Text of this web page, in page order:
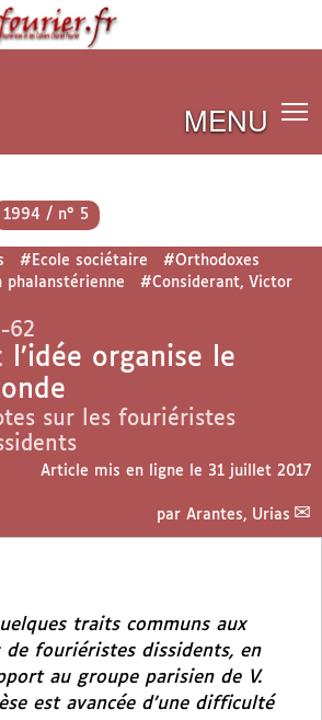
MENU
1994 / n° 5
#Ecole sociétaire
#Orthodoxes
phalanstérienne
#Considerant, Victor
62
l’idée organise le
sur les fouriéristes
Article mis en ligne le 31 juillet 2017
par Arantes, Urias
traits communs aux
fouriéristes dissidents, en
au groupe parisien de V.
est avancée d’une difficulté